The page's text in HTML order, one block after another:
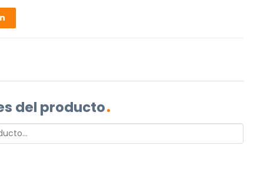
del producto